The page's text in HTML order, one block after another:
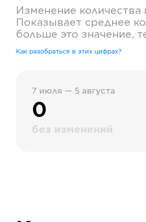
Изменение количества
Показывает среднее
больше это значение,
Как разобраться в этих цифрах?
7 июля — 5 августа
0
без изменений